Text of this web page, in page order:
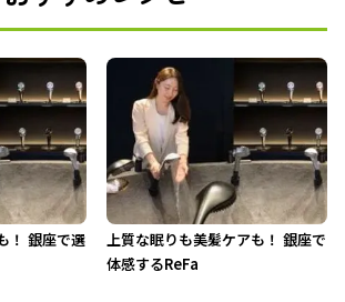
！ 銀座で選
上質な眠りも美髪ケアも！ 銀座で
体感するReFa